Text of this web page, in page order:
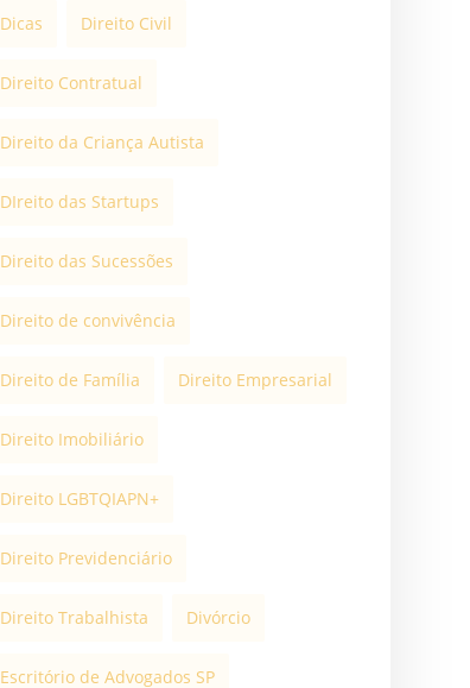
Dicas Direito Civil
Direito Contratual
Direito da Criança Autista
DIreito das Startups
Direito das Sucessões
Direito de convivência
Direito de Família Direito Empresarial
Direito Imobiliário
Direito LGBTQIAPN+
Direito Previdenciário
Direito Trabalhista Divórcio
Escritório de Advogados SP